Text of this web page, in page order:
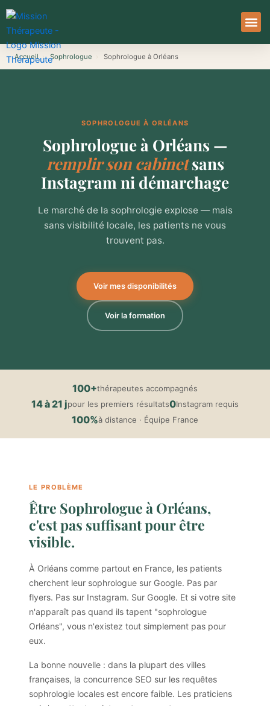
Aller
au
contenu
Accueil › Sophrologue Sophrologue à Orléans
SOPHROLOGUE À ORLÉANS
Sophrologue à Orléans —
remplir son cabinetsans
Instagram ni démarchage
Le marché de la sophrologie explose — mais
sans visibilité locale, les patients ne vous
trouvent pas.
Voir mes disponibilités
Voir la formation
100+thérapeutes accompagnés
14 à 21 jpour les premiers résultats0Instagram requis
100%à distance · Équipe France
LE PROBLÈME
Être Sophrologue à Orléans,
c'est pas suffisant pour être
visible.
À Orléans comme partout en France, les patients
cherchent leur sophrologue sur Google. Pas par
flyers. Pas sur Instagram. Sur Google. Et si votre site
n'apparaît pas quand ils tapent "sophrologue
Orléans", vous n'existez tout simplement pas pour
eux.
La bonne nouvelle : dans la plupart des villes
françaises, la concurrence SEO sur les requêtes
sophrologie locales est encore faible. Les praticiens